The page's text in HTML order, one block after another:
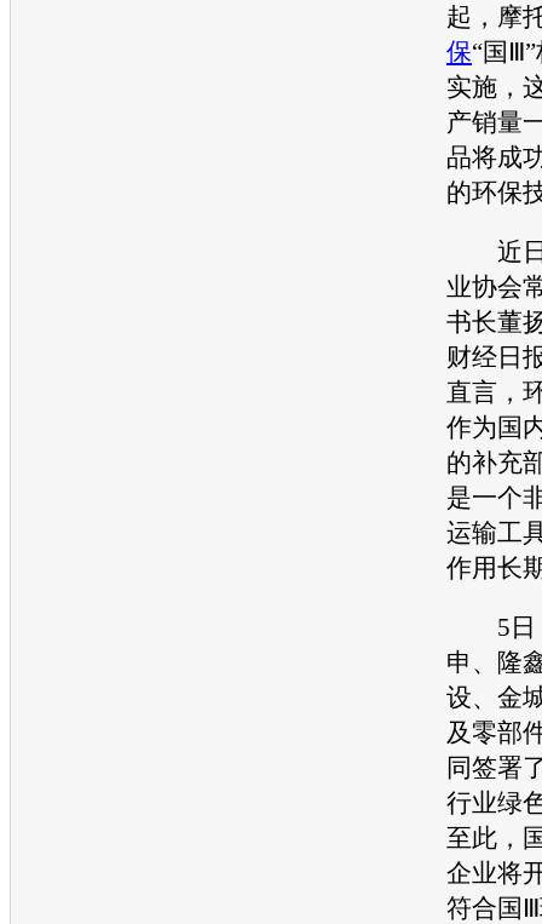
起，摩
保“国
实施，
产销量
品将成
的环保
近日
业协会
书长董
财经日
直言，
作为国
的补充
是一个
运输工
作用长
5日
申、隆
设、金
及零部
同签署
行业绿
至此，
企业将
符合国Ⅲ